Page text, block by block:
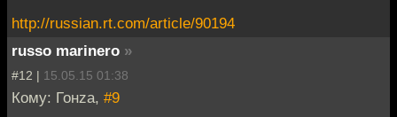
http://russian.rt.com/article/90194
russo marinero »
#12 | 15.05.15 01:38
Кому: Гонzа, #9